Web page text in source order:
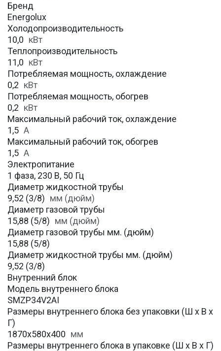
Бренд
Energolux
Холодопроизводительность
10,0 кВт
Теплопроизводительность
11,0 кВт
Потребляемая мощность, охлаждение
0,2 кВт
Потребляемая мощность, обогрев
0,2 кВт
Максимальный рабочий ток, охлаждение
1,5 A
Максимальный рабочий ток, обогрев
1,5 А
Электропитание
1 фаза, 230 В, 50 Гц
Диаметр жидкостной трубы
9,52 (3/8) мм (дюйм)
Диаметр газовой трубы
15,88 (5/8) мм (дюйм)
Диаметр газовой трубы мм. (дюйм)
15,88 (5/8)
Диаметр жидкостной трубы мм. (дюйм)
9,52 (3/8)
Внутренний блок
Модель внутреннего блока
SMZP34V2AI
Размеры внутреннего блока без упаковки (Ш х В х
Г)
1870x580x400 мм
Размеры внутреннего блока в упаковке (Ш х В х Г)